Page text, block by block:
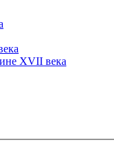
XVII века